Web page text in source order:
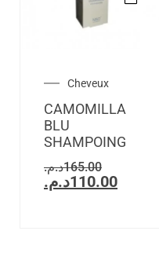
Cheveux
CAMOMILLA
BLU
SHAMPOING
165.00د.م.
110.00د.م.